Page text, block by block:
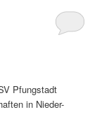
Pfungstadt
in Nieder-